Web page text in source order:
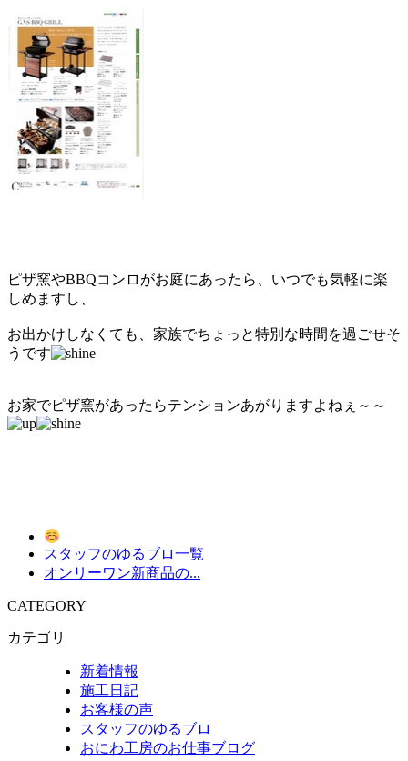
ピザ窯やBBQコンロがお庭にあったら、いつでも気軽に楽
しめますし、
お出かけしなくても、家族でちょっと特別な時間を過ごせそ
うです
お家でピザ窯があったらテンションあがりますよねぇ～～
スタッフのゆるブロ一覧
オンリーワン新商品の...
CATEGORY
カテゴリ
新着情報
施工日記
お客様の声
スタッフのゆるブロ
おにわ工房のお仕事ブログ